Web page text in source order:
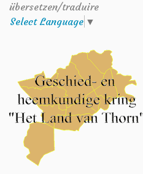
übersetzen/traduire
Select Language ▼